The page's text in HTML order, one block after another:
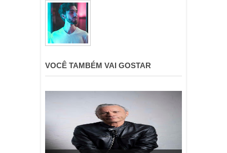
VOCÊ TAMBÉM VAI GOSTAR